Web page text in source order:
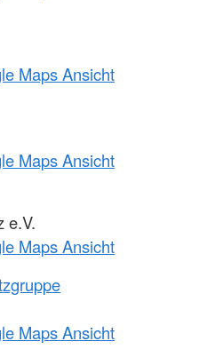
Maps Ansicht
Maps Ansicht
e.V.
Maps Ansicht
Maps Ansicht